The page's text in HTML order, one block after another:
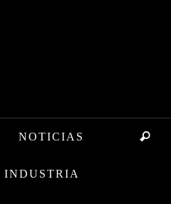
NOTICIAS
INDUSTRIA